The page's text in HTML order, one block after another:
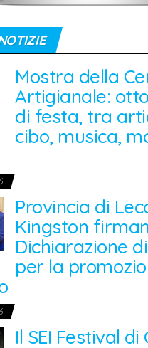
Mostra della
Artigianale:
di festa, tra
cibo, musica,
Provincia di
Kingston
Dichiarazione
per la
Il SEI Festival di